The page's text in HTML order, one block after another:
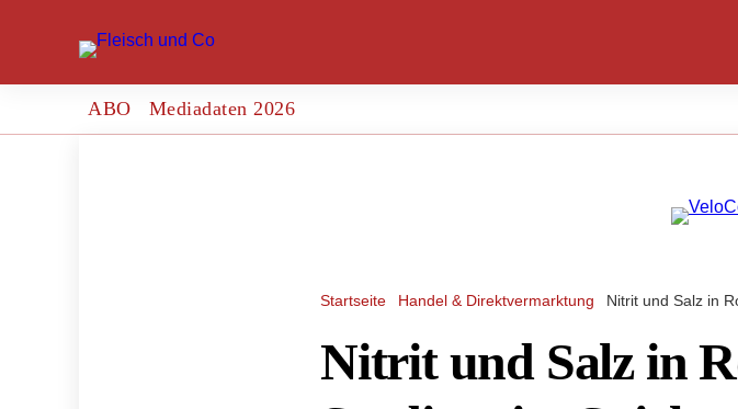
ABO Mediadaten 2026
Startseite Handel & Direktvermarktung Nitrit und Salz in
Nitrit und Salz in